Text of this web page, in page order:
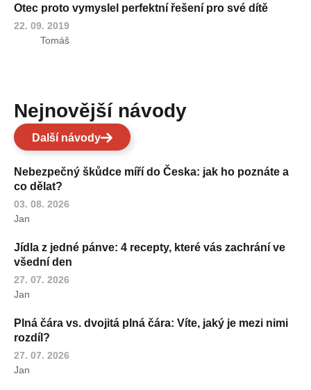
Otec proto vymyslel perfektní řešení pro své dítě
22. 09. 2019
Tomáš
Nejnovější návody
Další návody
Nebezpečný škůdce míří do Česka: jak ho poznáte a
co dělat?
03. 08. 2026
Jan
Jídla z jedné pánve: 4 recepty, které vás zachrání ve
všední den
27. 07. 2026
Jan
Plná čára vs. dvojitá plná čára: Víte, jaký je mezi nimi
rozdíl?
27. 07. 2026
Jan